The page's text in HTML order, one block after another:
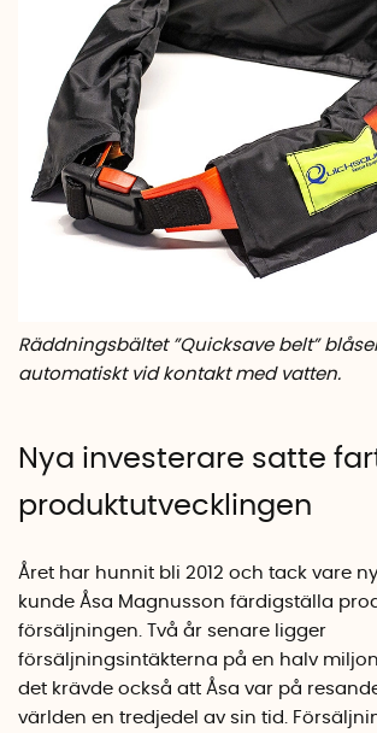
Räddningsbältet ”Quicksave belt”
automatiskt vid kontakt med vatten.
Nya investerare satte
produktutvecklingen
Året har hunnit bli 2012 och tack vare
kunde Åsa Magnusson färdigställa
försäljningen. Två år senare ligger
försäljningsintäkterna på en halv
det krävde också att Åsa var på
världen en tredjedel av sin tid.